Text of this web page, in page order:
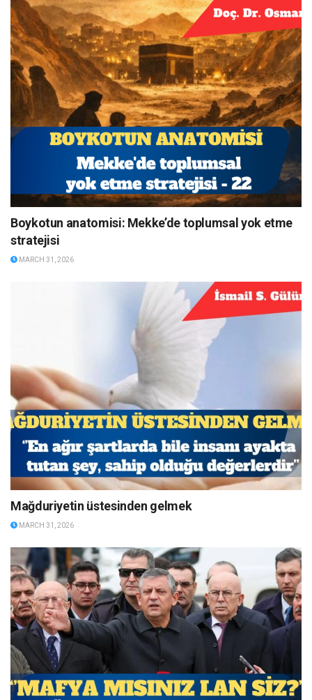
Boykotun anatomisi: Mekke’de toplumsal yok etme
stratejisi
MARCH 31, 2026
Mağduriyetin üstesinden gelmek
MARCH 31, 2026